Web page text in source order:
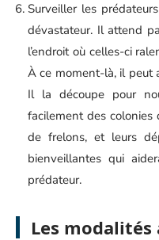
Surveiller les
dévastateur. Il attend
l’endroit où celles-ci
À ce moment-là, il peut
Il la découpe pour
facilement des colonies
de frelons, et leurs
bienveillantes qui
prédateur.
Les